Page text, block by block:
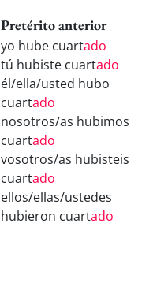
Pretérito anterior
yo hube cuartado
tú hubiste cuartado
él/ella/usted hubo
cuartado
nosotros/as hubimos
cuartado
vosotros/as hubisteis
cuartado
ellos/ellas/ustedes
hubieron cuartado